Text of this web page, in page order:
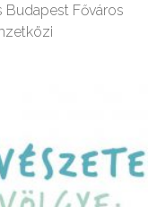
Budapest Főváros